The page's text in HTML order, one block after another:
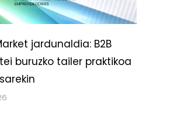
jardunaldia: B2B
buruzko tailer praktikoa